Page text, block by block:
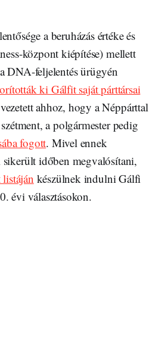
a beruházás értéke és
központ kiépítése) mellett
DNA-feljelentés ürügyén
ki Gálfit saját párttársai
ahhoz, hogy a Néppárttal
a polgármester pedig
fogott. Mivel ennek
sikerült időben megvalósítani,
készülnek indulni Gálfi
évi választásokon.